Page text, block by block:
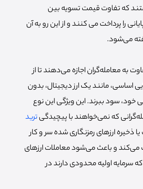
که تفاوت قیمت تسویه بین
را پرداخت می کنند و از این رو به آن
می‌شود.
به معامله‌گران اجازه می‌دهند تا از
اساسی، مانند یک ارز دیجیتال، بدون
سود ببرند. این ویژگی این نوع
که نمی‌خواهند با پیچیدگیترید
ذخیره ارزهای رمزنگاری شده سر و کار
می‌کند و باعث می‌شود معاملات ارزهای
سرمایه اولیه محدودی دارند در